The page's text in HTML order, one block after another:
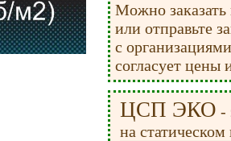
Можно
или отправьте
с
согласует цены
ЦСП ЭКО -
на статическом